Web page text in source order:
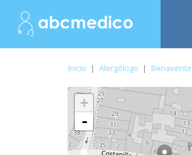
Inicio | Alergólogo | Benavente
+
-